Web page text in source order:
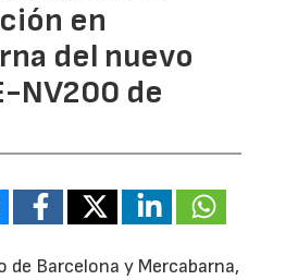
en
del nuevo
NV200 de
de Barcelona y Mercabarna,